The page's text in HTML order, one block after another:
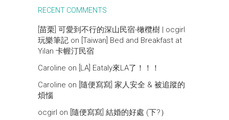
RECENT COMMENTS
[苗栗] 可愛到不行的深山民宿-橄欖樹 | ocgirl
玩樂筆記 on [Taiwan] Bed and Breakfast at
Yilan 卡幄汀民宿
Caroline on [LA] Eataly來LA了！！！
Caroline on [隨便寫寫] 家人安全 & 被追蹤的
煩惱
ocgirl on [隨便寫寫] 結婚的好處 (下?）